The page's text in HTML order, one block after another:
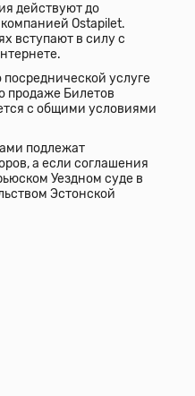
действуют до
Ostapilet.
вступают в силу с
услуге
продаже Билетов
с общими условиями
подлежат
а если соглашения
Уездном суде в
Эстонской